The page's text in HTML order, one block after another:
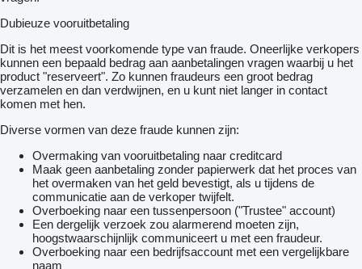
50%
Gewichten
Max. trekgewicht: 50.000 kg
Functioneel
Merk opbouw: ZF
Interieur
Aantal zitplaatsen: 2
Aantal bedden: 2
Staat
Algemene staat: zeer goed
Technische staat: zeer goed
Optische staat: zeer goed
Aantal sleutels: 2 (2 handzenders)
Dubieuze vooruitbetaling
Dit is het meest voorkomende type van fraude. Oneerlijke verkopers
kunnen een bepaald bedrag aan aanbetalingen vragen waarbij u het
product "reserveert". Zo kunnen fraudeurs een groot bedrag
verzamelen en dan verdwijnen, en u kunt niet langer in contact
komen met hen.
Diverse vormen van deze fraude kunnen zijn:
Overmaking van vooruitbetaling naar creditcard
Maak geen aanbetaling zonder papierwerk dat het proces van
het overmaken van het geld bevestigt, als u tijdens de
communicatie aan de verkoper twijfelt.
Overboeking naar een tussenpersoon ("Trustee" account)
Een dergelijk verzoek zou alarmerend moeten zijn,
hoogstwaarschijnlijk communiceert u met een fraudeur.
Overboeking naar een bedrijfsaccount met een vergelijkbare
naam